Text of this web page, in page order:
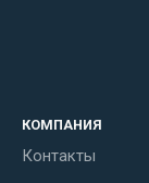
КОМПАНИЯ
Контакты